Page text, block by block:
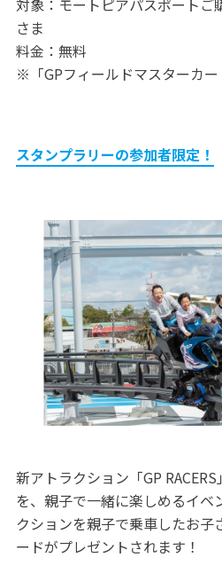
対象：モートピアパスポートご
さま
料金：無料
※「GPフィールドマスターカ
スタンプラリーの参加者限定！
新アトラクション「GP RACERS
を、親子で一緒に楽しめるイベ
クションを親子で乗車したお子
ードがプレゼントされます！